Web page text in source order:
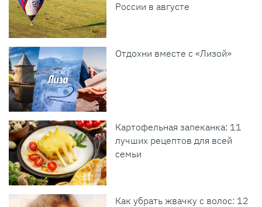
России в августе
Отдохни вместе с «Лизой»
Картофельная запеканка: 11
лучших рецептов для всей
семьи
Как убрать жвачку с волос: 12